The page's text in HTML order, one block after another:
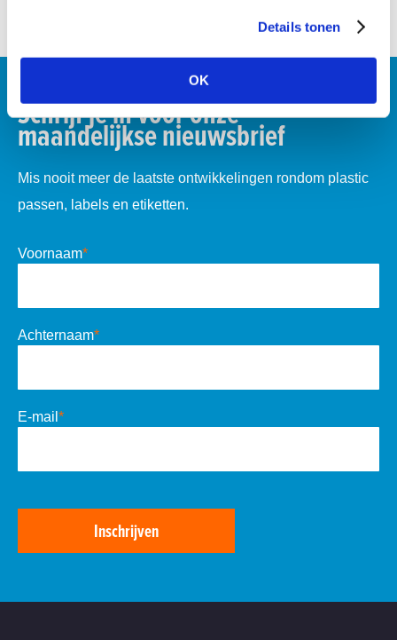
Details tonen
OK
Schrijf je in voor onze
maandelijkse nieuwsbrief
Mis nooit meer de laatste ontwikkelingen rondom plastic
passen, labels en etiketten.
Voornaam*
Achternaam*
E-mail *
Inschrijven